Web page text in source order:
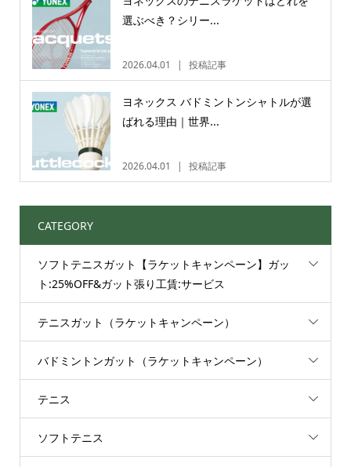
選ぶべき？シリー...
2026.04.01 投稿記事
ヨネックス バドミントンシャトルが選
ばれる理由｜世界...
2026.04.01 投稿記事
CATEGORY
ソフトテニスガット【ラケットキャンペーン】ガッ
ト:25%OFF&ガット張り工賃:サービス
テニスガット（ラケットキャンペーン）
バドミントンガット（ラケットキャンペーン）
テニス
ソフトテニス